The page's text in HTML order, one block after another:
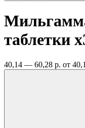
таблетки
40,14 — 60,28 р. от